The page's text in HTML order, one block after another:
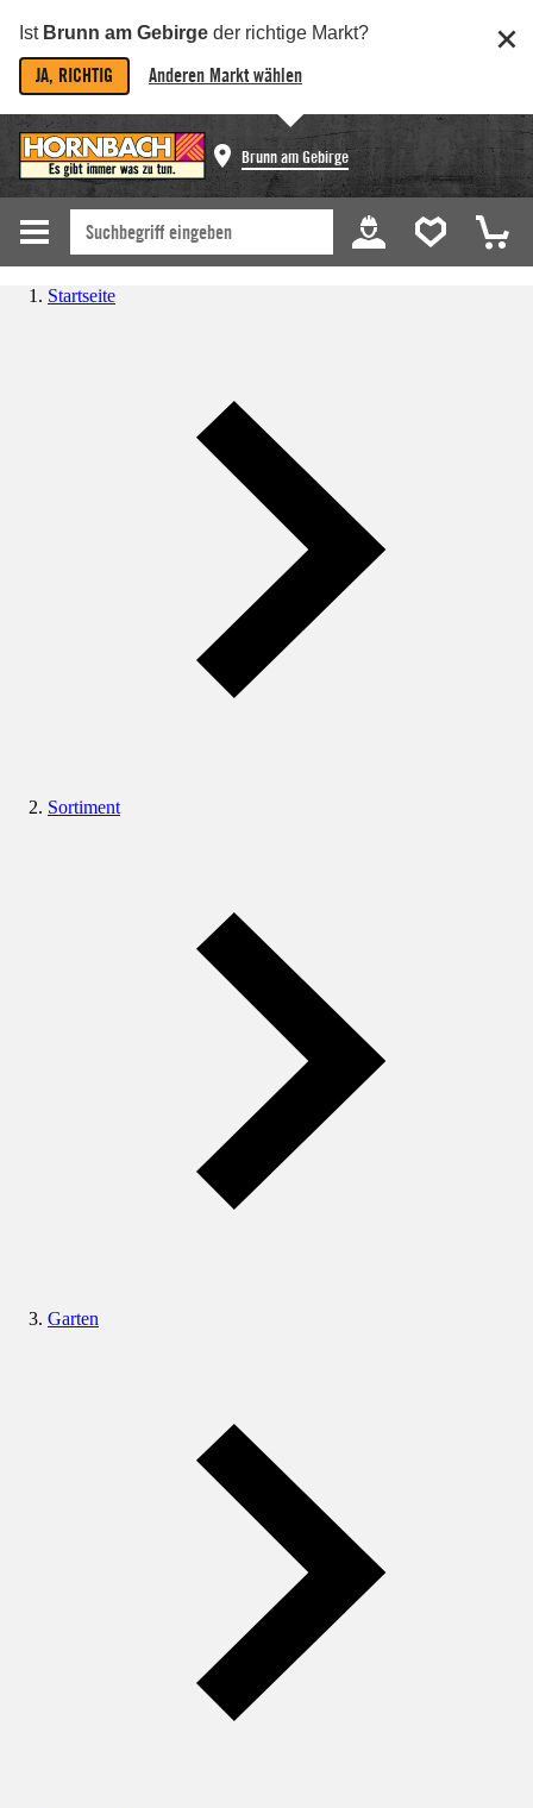
Ist Brunn am Gebirge der richtige Markt?
JA, RICHTIG Anderen Markt wählen
Brunn am Gebirge
Startseite
Sortiment
Garten